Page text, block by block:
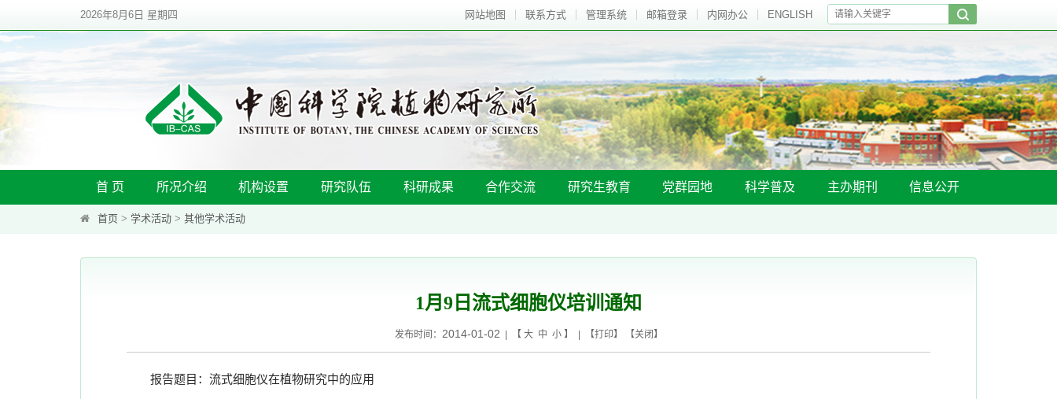
2026年8月6日 星期四 网站地图 联系方式 管理系统 邮箱登录 内网办公 ENGLISH
首 页 所况介绍 机构设置 研究队伍 科研成果 合作交流 研究生教育 党群园地 科学普及 主办期刊 信息公开
首页 > 学术活动 > 其他学术活动
1月9日流式细胞仪培训通知
发布时间： 2014-01-02 | 【 大 中 小】 | 【打印】 【关闭 】
报告题目：流式细胞仪在植物研究中的应用